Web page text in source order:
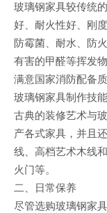
玻璃钢家具较传统
好、耐火性好、刚
防霉菌、耐水、防
有害的甲醛等挥发
满意国家消防配备
玻璃钢家具制作技
古典的装修艺术与
产各式家具，并且
线、高档艺术木线
火门等。
二、日常保养
尽管选购玻璃钢家